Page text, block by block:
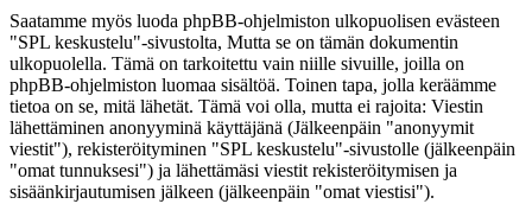
Saatamme myös luoda phpBB-ohjelmiston ulkopuolisen evästeen
"SPL keskustelu"-sivustolta, Mutta se on tämän dokumentin
ulkopuolella. Tämä on tarkoitettu vain niille sivuille, joilla on
phpBB-ohjelmiston luomaa sisältöä. Toinen tapa, jolla keräämme
tietoa on se, mitä lähetät. Tämä voi olla, mutta ei rajoita: Viestin
lähettäminen anonyyminä käyttäjänä (Jälkeenpäin "anonyymit
viestit"), rekisteröityminen "SPL keskustelu"-sivustolle (jälkeenpäin
"omat tunnuksesi") ja lähettämäsi viestit rekisteröitymisen ja
sisäänkirjautumisen jälkeen (jälkeenpäin "omat viestisi").